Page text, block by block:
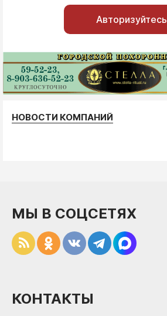
Авторизуйтесь
НОВОСТИ КОМПАНИЙ
МЫ В СОЦСЕТЯХ
КОНТАКТЫ